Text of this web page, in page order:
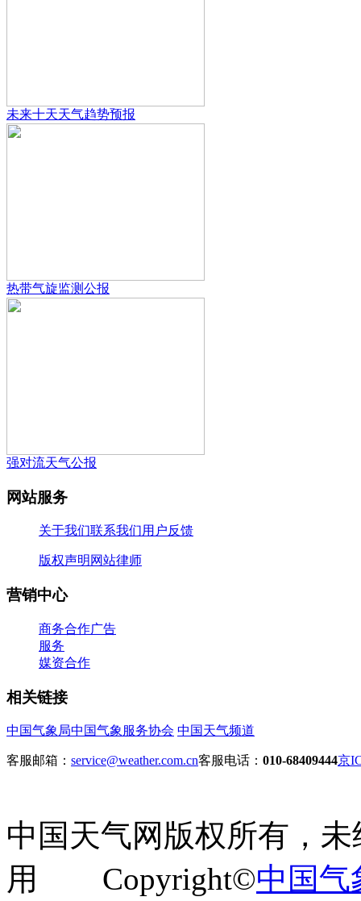
未来十天天气趋势预报
热带气旋监测公报
强对流天气公报
网站服务
关于我们联系我们用户反馈
版权声明 网站律师
营销中心
商务合作广告
服务
媒资合作
相关链接
中国气象局中国气象服务协会 中国天气频道
客服邮箱： service@weather.com.cn客服电话： 010-68409444京
中国天气网版权所有，
用 Copyright©中国气